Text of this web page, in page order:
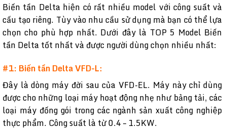
Biến tần Delta hiện có rất nhiều model với công suất và
cấu tạo riêng. Tùy vào nhu cầu sử dụng mà bạn có thể lựa
chọn cho phù hợp nhất. Dưới đây là TOP 5 Model Biến
tần Delta tốt nhất và được người dùng chọn nhiều nhất:
#1: Biến tần Delta VFD-L:
Đây là dòng máy đời sau của VFD-EL. Máy này chỉ dùng
được cho những loại máy hoạt động nhẹ như bảng tải, các
loại máy đống gói trong các ngành sản xuất công nghiệp
thực phẩm. Công suất là từ 0.4 – 1.5KW.